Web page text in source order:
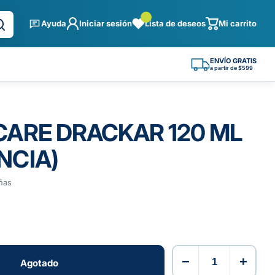
Ayuda Iniciar sesión Lista de deseos Mi carrito
ENVÍO GRATIS
a partir de $599
DRACKAR 120 ML
Agotado
− +